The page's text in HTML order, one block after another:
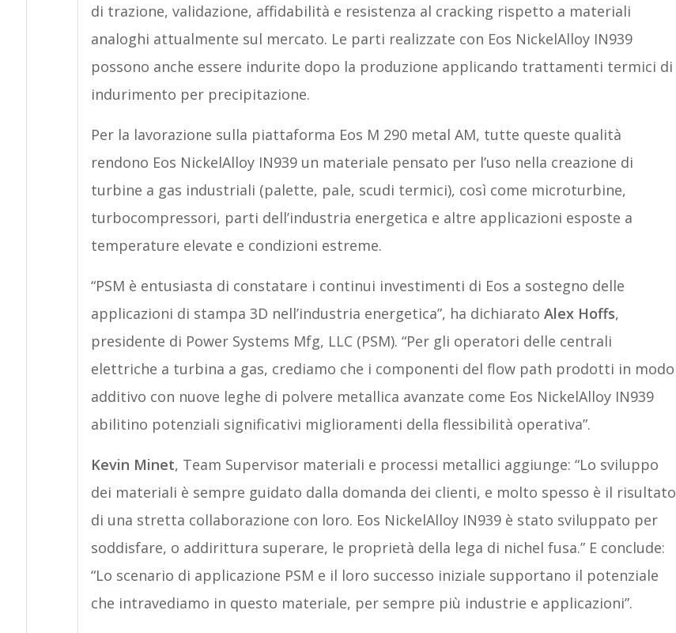
di trazione, validazione, affidabilità e resistenza al cracking rispetto a materiali
analoghi attualmente sul mercato. Le parti realizzate con Eos NickelAlloy IN939
possono anche essere indurite dopo la produzione applicando trattamenti termici di
indurimento per precipitazione.
Per la lavorazione sulla piattaforma Eos M 290 metal AM, tutte queste qualità
rendono Eos NickelAlloy IN939 un materiale pensato per l’uso nella creazione di
turbine a gas industriali (palette, pale, scudi termici), così come microturbine,
turbocompressori, parti dell’industria energetica e altre applicazioni esposte a
temperature elevate e condizioni estreme.
“PSM è entusiasta di constatare i continui investimenti di Eos a sostegno delle
applicazioni di stampa 3D nell’industria energetica”, ha dichiarato Alex Hoffs,
presidente di Power Systems Mfg, LLC (PSM). “Per gli operatori delle centrali
elettriche a turbina a gas, crediamo che i componenti del flow path prodotti in modo
additivo con nuove leghe di polvere metallica avanzate come Eos NickelAlloy IN939
abilitino potenziali significativi miglioramenti della flessibilità operativa”.
Kevin Minet, Team Supervisor materiali e processi metallici aggiunge: “Lo sviluppo
dei materiali è sempre guidato dalla domanda dei clienti, e molto spesso è il risultato
di una stretta collaborazione con loro. Eos NickelAlloy IN939 è stato sviluppato per
soddisfare, o addirittura superare, le proprietà della lega di nichel fusa.” E conclude:
“Lo scenario di applicazione PSM e il loro successo iniziale supportano il potenziale
che intravediamo in questo materiale, per sempre più industrie e applicazioni”.